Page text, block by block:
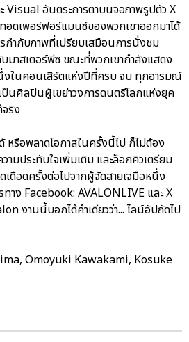
Visual อันตระการตาบนจอภาพรูปตัว X
อดเพอร์ฟอร์แมนซ์ของพวกเขาออกมาได้
กำกับภาพที่เปรียบเสมือนการนั่งชม
าสเตอร์พีซ ขณะที่พวกเขากำลังแสดง
งในคอนเสิร์ตแห่งปีที่ครบ จบ ทุกอารมณ์
ป็นศิลปินผู้เขย่าวงการดนตรีโลกแห่งยุค
ริง
หรือพลาดโอกาสในครั้งนี้ไป ก็ไม่ต้อง
ามประทับใจเพิ่มเติม และล็อกคิวเตรียม
ดือดครั้งต่อไปจากผู้จัดสายเจมือหนึ่ง
าง Facebook: AVALONLIVE และ X
งานนี้บอกได้คำเดียวว่า... ไลน์อัปถัดไป
Omoyuki Kawakami, Kosuke